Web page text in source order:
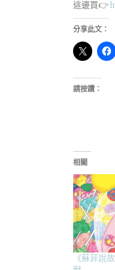
這邊買👉
分享此文：
請按讚：
相關
《蘇菲說